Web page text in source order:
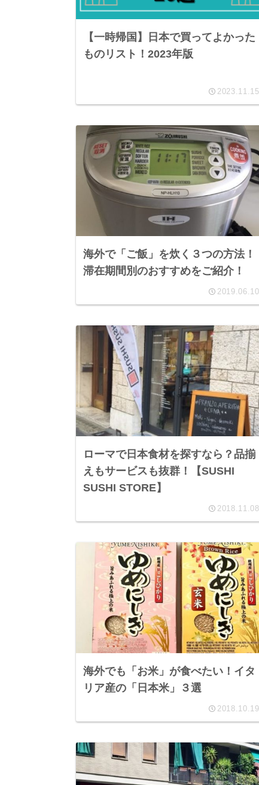
【一時帰国】日本で買ってよかった
ものリスト！2023年版
2023.11.15
海外で「ご飯」を炊く３つの方法！
滞在期間別のおすすめをご紹介！
2019.06.10
ローマで日本食材を探すなら？品揃
えもサービスも抜群！【SUSHI
SUSHI STORE】
2018.11.08
海外でも「お米」が食べたい！イタ
リア産の「日本米」３選
2018.10.19